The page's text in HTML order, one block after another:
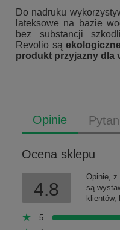
Do nadruku
lateksowe na bazie
bez substancji
Revolio są
produkt przyjazny dla
Opinie
Ocena sklepu
4.8
Opinie, z
są
klientów,
5